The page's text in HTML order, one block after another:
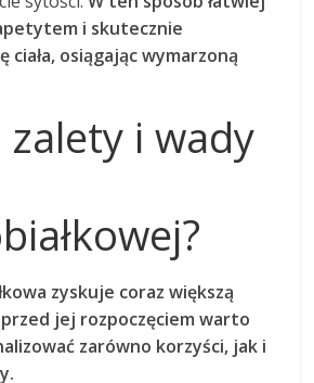
i skutecznie
ciała, osiągając wymarzoną
zalety i wady
zyskuje coraz większą
jej rozpoczęciem warto
zarówno korzyści, jak i